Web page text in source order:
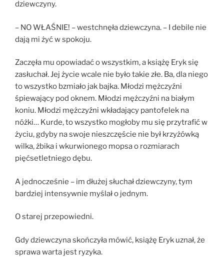
dziewczyny.
– NO WŁAŚNIE! – westchnęła dziewczyna. – I debile nie
dają mi żyć w spokoju.
Zaczęła mu opowiadać o wszystkim, a książę Eryk się
zasłuchał. Jej życie wcale nie było takie złe. Ba, dla niego
to wszystko bzmiało jak bajka. Młodzi mężczyźni
śpiewający pod oknem. Młodzi mężczyźni na białym
koniu. Młodzi mężczyźni wkładający pantofelek na
nóżki… Kurde, to wszystko mogłoby mu się przytrafić w
życiu, gdyby na swoje nieszczęście nie był krzyżówką
wilka, żbika i wkurwionego mopsa o rozmiarach
pięćsetletniego dębu.
A jednocześnie – im dłużej słuchał dziewczyny, tym
bardziej intensywnie myślał o jednym.
O starej przepowiedni.
Gdy dziewczyna skończyła mówić, książę Eryk uznał, że
sprawa warta jest ryzyka.